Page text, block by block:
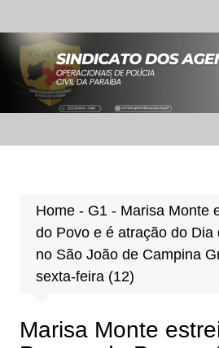
para
conteúdo
Home- G1 - Marisa Monte
do Povo e é atração do Dia
no São João de Campina
sexta-feira (12)
Marisa Monte